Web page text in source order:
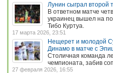
Лунин сыграл второй
В ответном матче
украинец вышел на
Тибо Куртуа.
17 марта 2026, 23:51
Нещерет и молодой
Динамо в матче с
Столичная команда
чемпионата, забив
27 февраля 2026, 16:55